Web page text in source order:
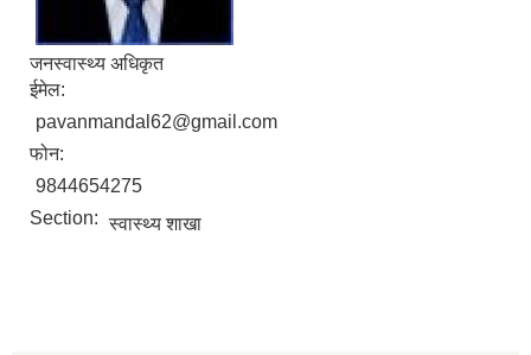
जनस्वास्थ्य अधिकृत
ईमेल:
pavanmandal62@gmail.com
फोन:
9844654275
Section: स्वास्थ्य शाखा